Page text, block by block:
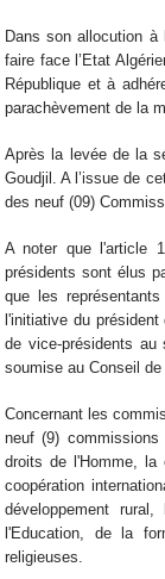
Dans son allocution à
faire face l’Etat
République et à
parachèvement de la
Après la levée de la
Goudjil. A l’issue de
des neuf (09)
A noter que l'article
présidents sont élus
que les
l'initiative du
de vice-présidents
soumise au Conseil
Concernant les
neuf (9)
droits de l'Homme,
coopération
développement
l'Education, de la
religieuses.